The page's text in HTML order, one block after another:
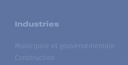
Industries
Municipale et gouvernementale
Construction